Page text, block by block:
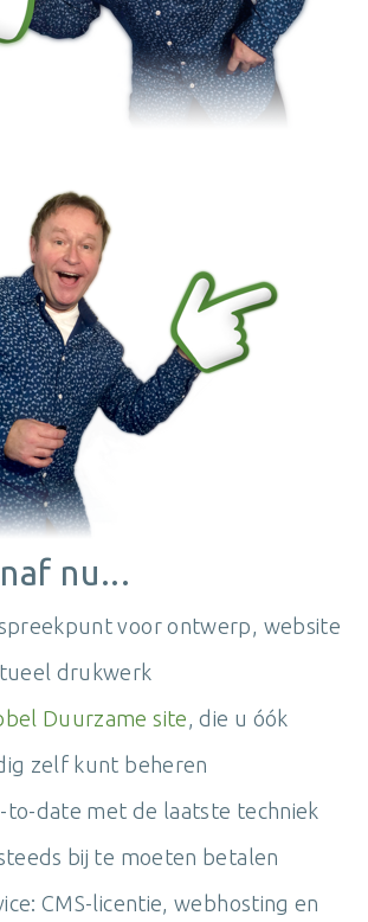
nu...
voor ontwerp, website
drukwerk
Duurzame site , die u óók
zelf kunt beheren
to-date met de laatste techniek
bij te moeten betalen
CMS-licentie, webhosting en